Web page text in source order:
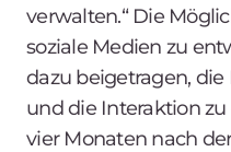
verwalten.“ Die
soziale Medien zu
dazu beigetragen,
und die Interaktion
vier Monaten nach